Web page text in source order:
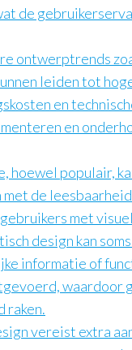
de
ontwerptrends
leiden tot
en
en
hoewel populair,
de
met
design kan
informatie of
waardoor
raken.
vereist extra